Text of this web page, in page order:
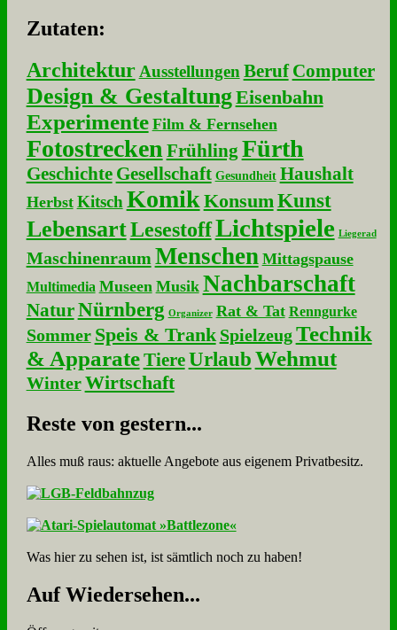
Zu­ta­ten:
Architektur Ausstellungen Beruf Computer
Design & GestaltungEisenbahn
Experimente Film & Fernsehen
Fotostrecken Frühling Fürth
Geschichte Gesellschaft Gesundheit Haushalt
Herbst Kitsch Komik KonsumKunst
LebensartLesestoffLichtspiele Liegerad
Maschinenraum Menschen Mittagspause
Multimedia Museen Musik Nachbarschaft
NaturNürnberg Organizer Rat & Tat Renngurke
Sommer Speis & Trank Spielzeug Technik
& Apparate Tiere UrlaubWehmut
Winter Wirtschaft
Re­ste von ge­stern...
Alles muß raus: aktuelle An­ge­bo­te aus eigenem Privatbesitz.
Was hier zu sehen ist, ist sämt­lich noch zu haben!
Auf Wie­der­se­hen...